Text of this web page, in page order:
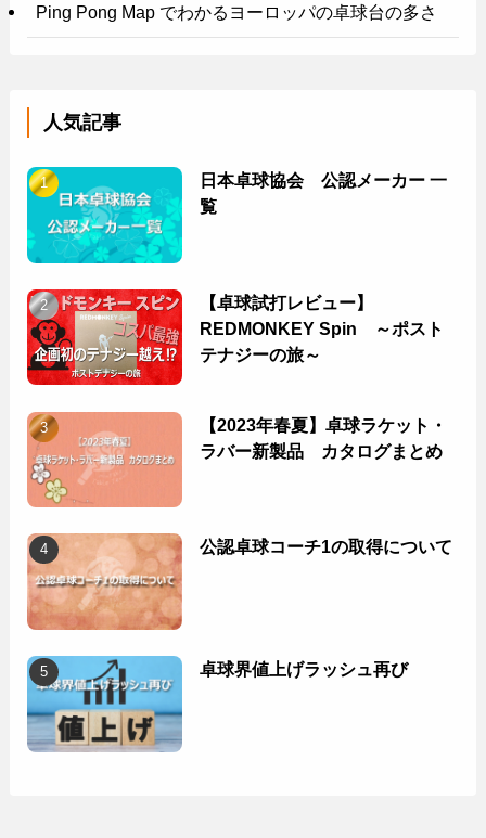
Ping Pong Map でわかるヨーロッパの卓球台の多さ
人気記事
日本卓球協会 公認メーカー 一
覧
【卓球試打レビュー】
REDMONKEY Spin ～ポスト
テナジーの旅～
【2023年春夏】卓球ラケット・
ラバー新製品 カタログまとめ
公認卓球コーチ1の取得について
卓球界値上げラッシュ再び